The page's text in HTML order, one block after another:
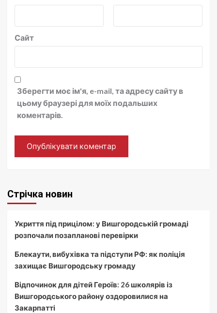
Сайт
Зберегти моє ім'я, e-mail, та адресу сайту в
цьому браузері для моїх подальших
коментарів.
Стрічка новин
Укриття під прицілом: у Вишгородській громаді
розпочали позапланові перевірки
Блекаути, вибухівка та підступи РФ: як поліція
захищає Вишгородську громаду
Відпочинок для дітей Героїв: 26 школярів із
Вишгородського району оздоровилися на
Закарпатті